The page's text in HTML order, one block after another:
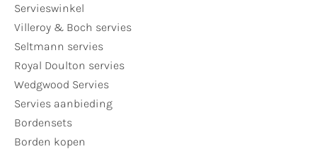
Servieswinkel
Villeroy & Boch servies
Seltmann servies
Royal Doulton servies
Wedgwood Servies
Servies aanbieding
Bordensets
Borden kopen